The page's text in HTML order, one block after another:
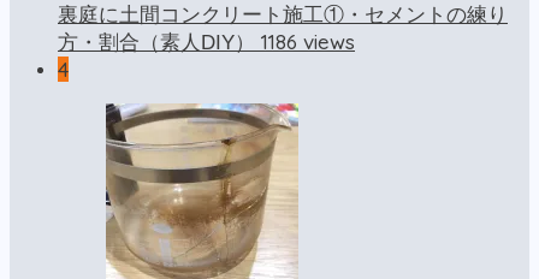
裏庭に土間コンクリート施工①・セメントの練り
方・割合（素人DIY） 1186 views
4